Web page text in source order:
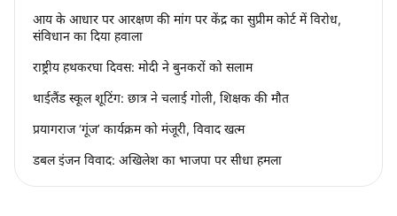
आय के आधार पर आरक्षण की मांग पर केंद्र का सुप्रीम कोर्ट में विरोध,
संविधान का दिया हवाला
राष्ट्रीय हथकरघा दिवस: मोदी ने बुनकरों को सलाम
थाईलैंड स्कूल शूटिंग: छात्र ने चलाई गोली, शिक्षक की मौत
प्रयागराज ‘गूंज’ कार्यक्रम को मंजूरी, विवाद खत्म
डबल इंजन विवाद: अखिलेश का भाजपा पर सीधा हमला